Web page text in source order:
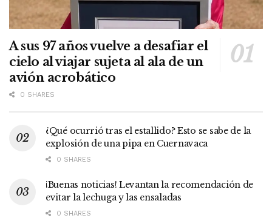
A sus 97 años vuelve a desafiar el
cielo al viajar sujeta al ala de un
avión acrobático
0 SHARES
¿Qué ocurrió tras el estallido? Esto se sabe de la
explosión de una pipa en Cuernavaca
0 SHARES
¡Buenas noticias! Levantan la recomendación de
evitar la lechuga y las ensaladas
0 SHARES